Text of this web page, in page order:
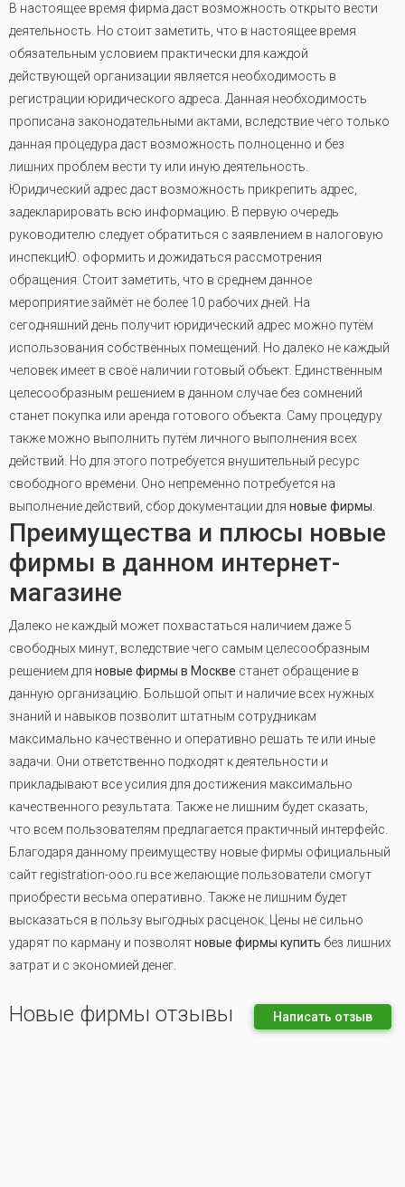
В настоящее время фирма даст возможность открыто вести
деятельность. Но стоит заметить, что в настоящее время
обязательным условием практически для каждой
действующей организации является необходимость в
регистрации юридического адреса. Данная необходимость
прописана законодательными актами, вследствие чего только
данная процедура даст возможность полноценно и без
лишних проблем вести ту или иную деятельность.
Юридический адрес даст возможность прикрепить адрес,
задекларировать всю информацию. В первую очередь
руководителю следует обратиться с заявлением в налоговую
инспекциЮ. оформить и дожидаться рассмотрения
обращения Стоит заметить, что в среднем данное
мероприятие займёт не более 10 рабочих дней. На
сегодняшний день получит юридический адрес можно путём
использования собственных помещений. Но далеко не каждый
человек имеет в своё наличии готовый объект. Единственным
целесообразным решением в данном случае без сомнений
станет покупка или аренда готового объекта. Саму процедуру
также можно выполнить путём личного выполнения всех
действий. Но для этого потребуется внушительный ресурс
свободного времени. Оно непременно потребуется на
выполнение действий, сбор документации для новые фирмы.
Преимущества и плюсы новые
фирмы в данном интернет-
магазине
Далеко не каждый может похвастаться наличием даже 5
свободных минут, вследствие чего самым целесообразным
решением для новые фирмы в Москве станет обращение в
данную организацию. Большой опыт и наличие всех нужных
знаний и навыков позволит штатным сотрудникам
максимально качественно и оперативно решать те или иные
задачи. Они ответственно подходят к деятельности и
прикладывают все усилия для достижения максимально
качественного результата. Также не лишним будет сказать,
что всем пользователям предлагается практичный интерфейс.
Благодаря данному преимуществу новые фирмы официальный
сайт registration-ooo.ru все желающие пользователи смогут
приобрести весьма оперативно. Также не лишним будет
высказаться в пользу выгодных расценок. Цены не сильно
ударят по карману и позволятновые фирмы купить без лишних
затрат и с экономией денег.
Новые фирмы отзывы Написать отзыв